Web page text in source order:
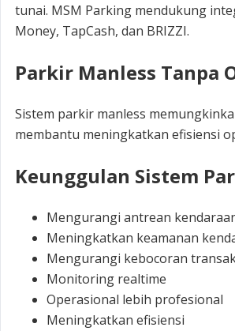
tunai. MSM Parking mendukung
Money, TapCash, dan BRIZZI.
Parkir Manless Tanpa
Sistem parkir manless
membantu meningkatkan efisiensi
Keunggulan Sistem
Mengurangi antrean
Meningkatkan keamanan
Mengurangi kebocoran
Monitoring realtime
Operasional lebih profesional
Meningkatkan efisiensi